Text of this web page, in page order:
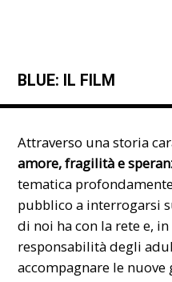
BLUE: IL FILM
Attraverso una storia
amore, fragilità e
tematica
pubblico a interrogarsi
di noi ha con la rete e,
responsabilità degli
accompagnare le nuove